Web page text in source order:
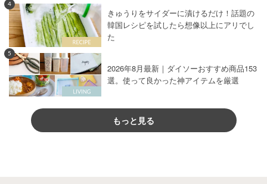
4
きゅうりをサイダーに漬けるだけ！話題の
韓国レシピを試したら想像以上にアリでし
た
5
2026年8月最新｜ダイソーおすすめ商品153
選。使って良かった神アイテムを厳選
もっと見る